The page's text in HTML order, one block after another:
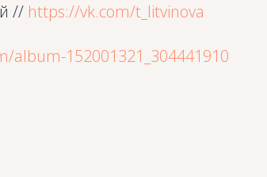
// https://vk.com/t_litvinova
album-152001321_304441910